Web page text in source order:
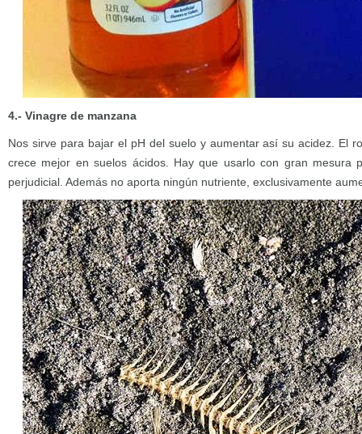
4.- Vinagre de manzana
Nos sirve para bajar el pH del suelo y aumentar así su acidez. El
crece mejor en suelos ácidos. Hay que usarlo con gran mesura
perjudicial. Además no aporta ningún nutriente, exclusivamente